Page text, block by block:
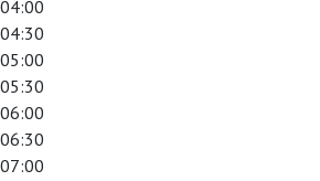
04:00
04:30
05:00
05:30
06:00
06:30
07:00